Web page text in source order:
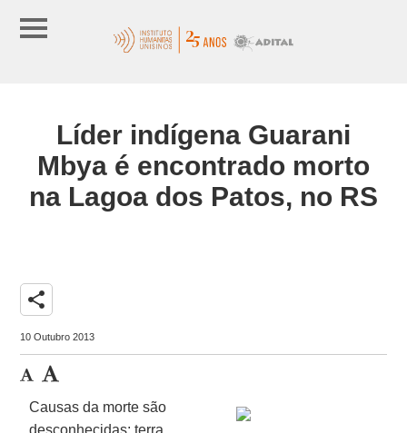
Líder indígena Guarani
Mbya é encontrado morto
na Lagoa dos Patos, no RS
share
10 Outubro 2013
Causas da morte são
desconhecidas; terra